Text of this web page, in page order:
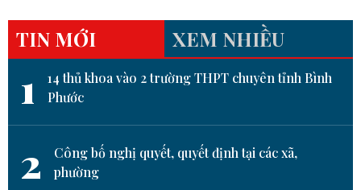
TIN MỚI XEM NHIỀU
1
14 thủ khoa vào 2 trường THPT chuyên tỉnh Bình
Phước
2
Công bố nghị quyết, quyết định tại các xã,
phường